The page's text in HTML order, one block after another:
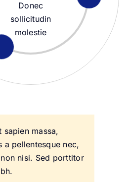
Donec
sollicitudin
molestie
sapien massa,
a pellentesque nec,
nisi. Sed porttitor